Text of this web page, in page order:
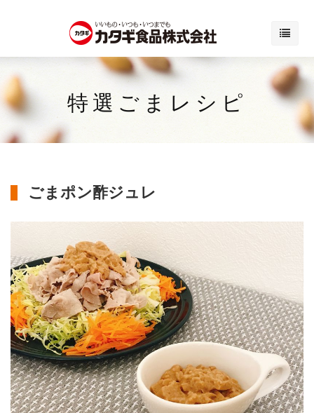
特選ごまレシピ
ごまポン酢ジュレ